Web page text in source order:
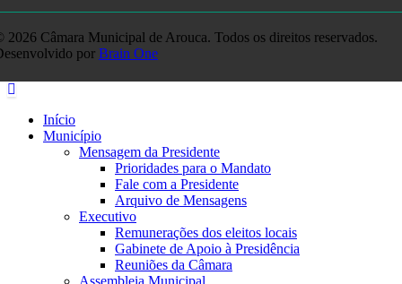
2026 Câmara Municipal de Arouca. Todos os direitos reservados.
por Brain One
Início
Município
Mensagem da Presidente
Prioridades para o Mandato
Fale com a Presidente
Arquivo de Mensagens
Executivo
Remunerações dos eleitos locais
Gabinete de Apoio à Presidência
Reuniões da Câmara
Assembleia Municipal